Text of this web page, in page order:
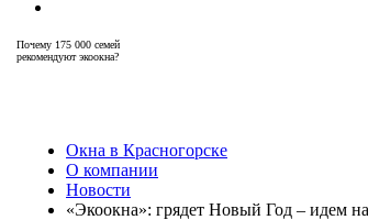
Почему 175 000 семей
рекомендуют экоокна?
Окна в Красногорске
О компании
Новости
«Экоокна»: грядет Новый Год – идем